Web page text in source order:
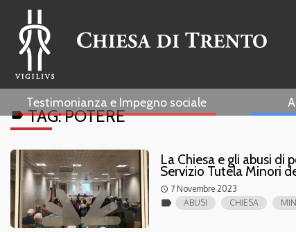
Testimonianza e Impegno sociale
labelTAG:POTERE
La Chiesa e gli abusi di
Servizio Tutela Minori
access_time 7 Novembre 2023
label ABUSI CHIESA